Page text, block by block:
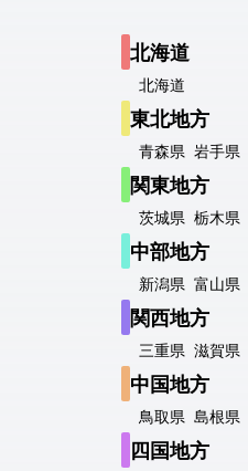
北海道
北海道
東北地方
青森県 岩手県
関東地方
茨城県 栃木県
中部地方
新潟県 富山県
関西地方
三重県 滋賀県
中国地方
鳥取県 島根県
四国地方